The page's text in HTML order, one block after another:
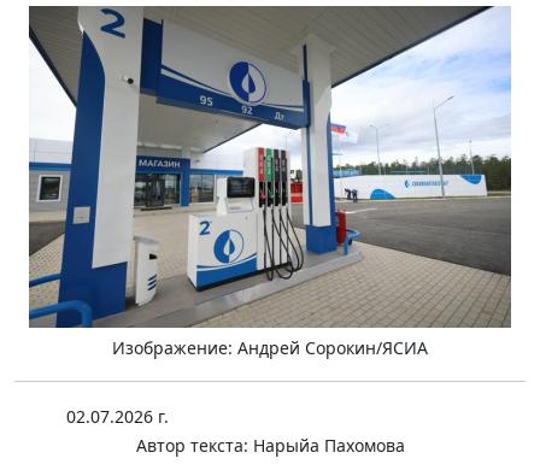
Изображение: Андрей Сорокин/ЯСИА
02.07.2026 г.
Автор текста: Нарыйа Пахомова